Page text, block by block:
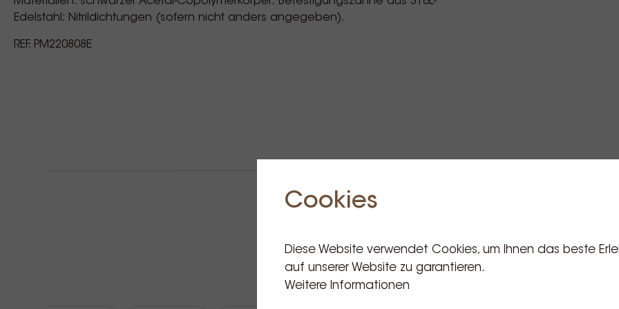
Edelstahl; Nitrildichtungen (sofern nicht anders angegeben).
REF. PM220808E
Verwandte Produkte
Cookies
Diese Website verwendet Cookies, um Ihnen das beste
auf unserer Website zu garantieren.
Weitere Informationen